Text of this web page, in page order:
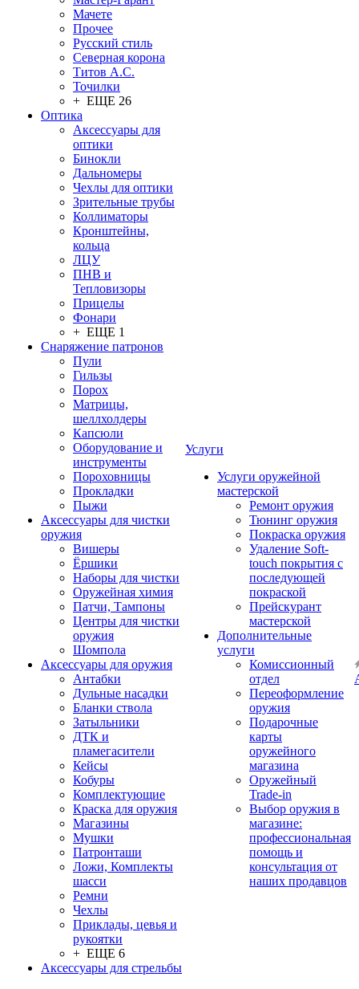
Мачете
Прочее
Русский стиль
Северная корона
Титов А.С.
Точилки
+ ЕЩЕ 26
Оптика
Аксессуары для
оптики
Бинокли
Дальномеры
Чехлы для оптики
Зрительные трубы
Коллиматоры
Кронштейны,
кольца
ЛЦУ
ПНВ и
Тепловизоры
Прицелы
Фонари
+ ЕЩЕ 1
Снаряжение патронов
Пули
Гильзы
Порох
Матрицы,
шеллхолдеры
Капсюли
Оборудование и
инструменты
Пороховницы
Прокладки
Пыжи
Аксессуары для чистки
оружия
Вишеры
Ёршики
Наборы для чистки
Оружейная химия
Патчи, Тампоны
Центры для чистки
оружия
Шомпола
Аксессуары для оружия
Антабки
Дульные насадки
Бланки ствола
Затыльники
ДТК и
пламегасители
Кейсы
Кобуры
Комплектующие
Краска для оружия
Магазины
Мушки
Патронташи
Ложи, Комплекты
шасси
Ремни
Чехлы
Приклады, цевья и
рукоятки
+ ЕЩЕ 6
Аксессуары для стрельбы
Услуги
Услуги оружейной
мастерской
Ремонт оружия
Тюнинг оружия
Покраска оружия
Удаление Soft-
touch покрытия с
последующей
покраской
Прейскурант
мастерской
Дополнительные
услуги
Комиссионный
отдел
Переоформление
оружия
Подарочные
карты
оружейного
магазина
Оружейный
Trade-in
Выбор оружия в
магазине:
профессиональная
помощь и
консультация от
наших продавцов